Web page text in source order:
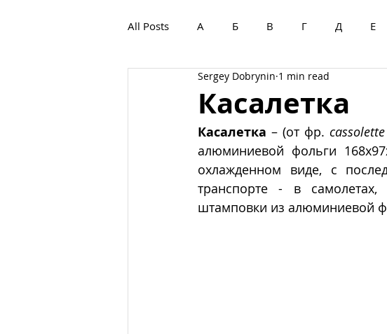
All Posts А Б В Г Д Е
У Ф Х
Касалетка
Sergey Dobrynin 1 min read
Касалетка – (от фр. cassolette
алюминиевой фольги
охлажденном виде, с
транспорте - в
штамповки из алюминиевой